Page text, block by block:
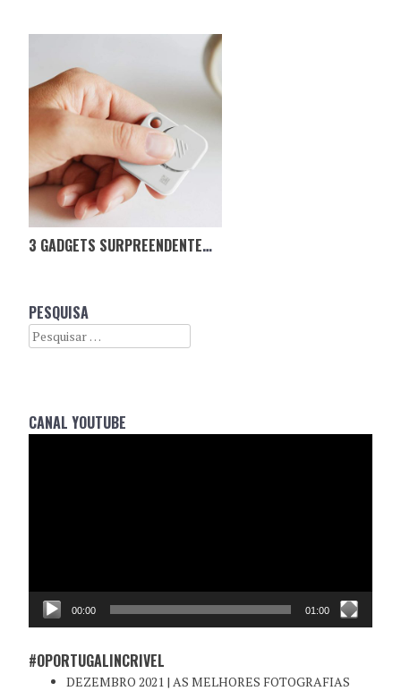
3 GADGETS SURPREENDENTEMENTE ÚTEIS
PESQUISA
Search
CANAL YOUTUBE
00:00 01:00
#OPORTUGALINCRIVEL
DEZEMBRO 2021 | AS MELHORES FOTOGRAFIAS